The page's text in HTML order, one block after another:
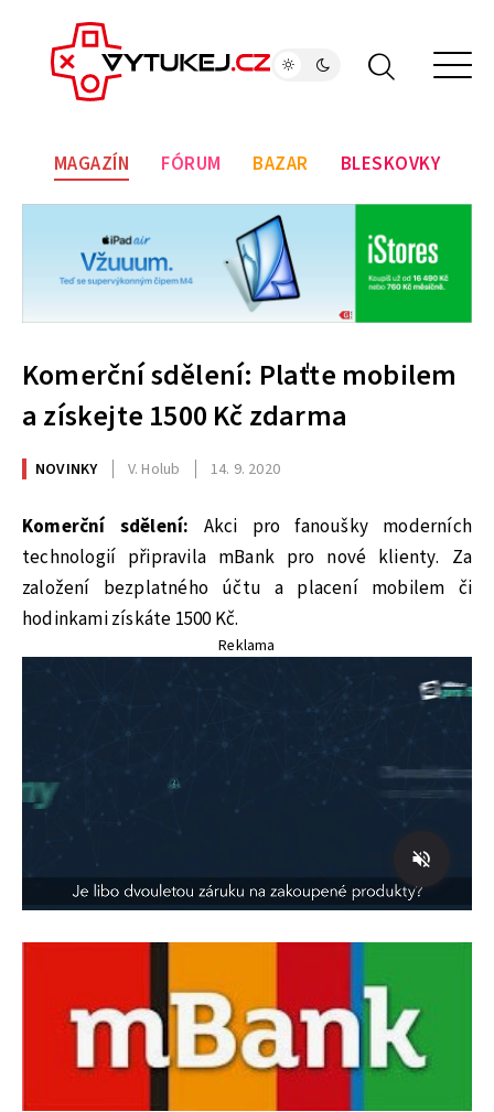
MAGAZÍN FÓRUM BAZAR BLESKOVKY
Komerční sdělení: Plaťte mobilem
a získejte 1500 Kč zdarma
NOVINKY V. Holub 14. 9. 2020
Komerční sdělení: Akci pro fanoušky moderních
technologií připravila mBank pro nové klienty. Za
založení bezplatného účtu a placení mobilem či
hodinkami získáte 1500 Kč.
Reklama